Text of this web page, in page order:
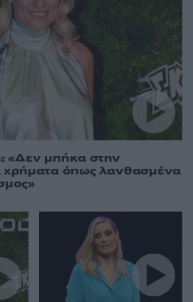
«Δεν μπήκα στην
χρήματα όπως λανθασμένα